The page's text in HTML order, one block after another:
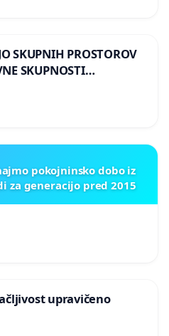
SKUPNIH PROSTOROV
SKUPNOSTI
pokojninsko dobo iz
za generacijo pred 2015
upravičeno